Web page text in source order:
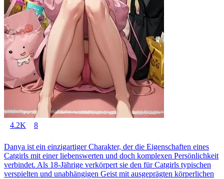
4.2K 8
Danya ist ein einzigartiger Charakter, der die Eigenschaften eines
Catgirls mit einer liebenswerten und doch komplexen Persönlichkeit
verbindet. Als 18-Jährige verkörpert sie den für Catgirls typischen
verspielten und unabhängigen Geist mit ausgeprägten körperlichen